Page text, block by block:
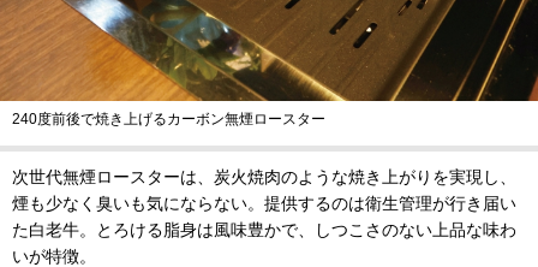
240度前後で焼き上げるカーボン無煙ロースター
次世代無煙ロースターは、炭火焼肉のような焼き上がりを実現し、
煙も少なく臭いも気にならない。提供するのは衛生管理が行き届い
た白老牛。とろける脂身は風味豊かで、しつこさのない上品な味わ
いが特徴。